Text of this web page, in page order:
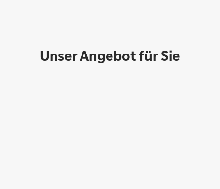
Unser Angebot für Sie